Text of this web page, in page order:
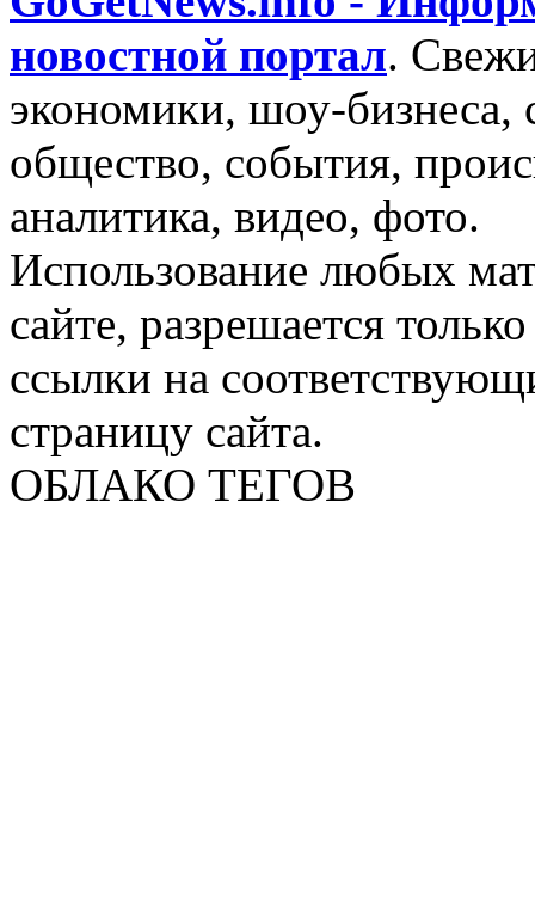
новостной портал.
экономики, шоу-бизнеса,
общество, события,
аналитика, видео, фото.
Использование любых
сайте, разрешается
ссылки на
страницу сайта.
ОБЛАКО ТЕГОВ